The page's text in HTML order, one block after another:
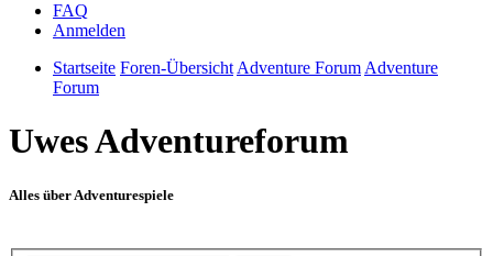
FAQ
Anmelden
Startseite Foren-Übersicht Adventure Forum Adventure
Forum
Uwes Adventureforum
Alles über Adventurespiele